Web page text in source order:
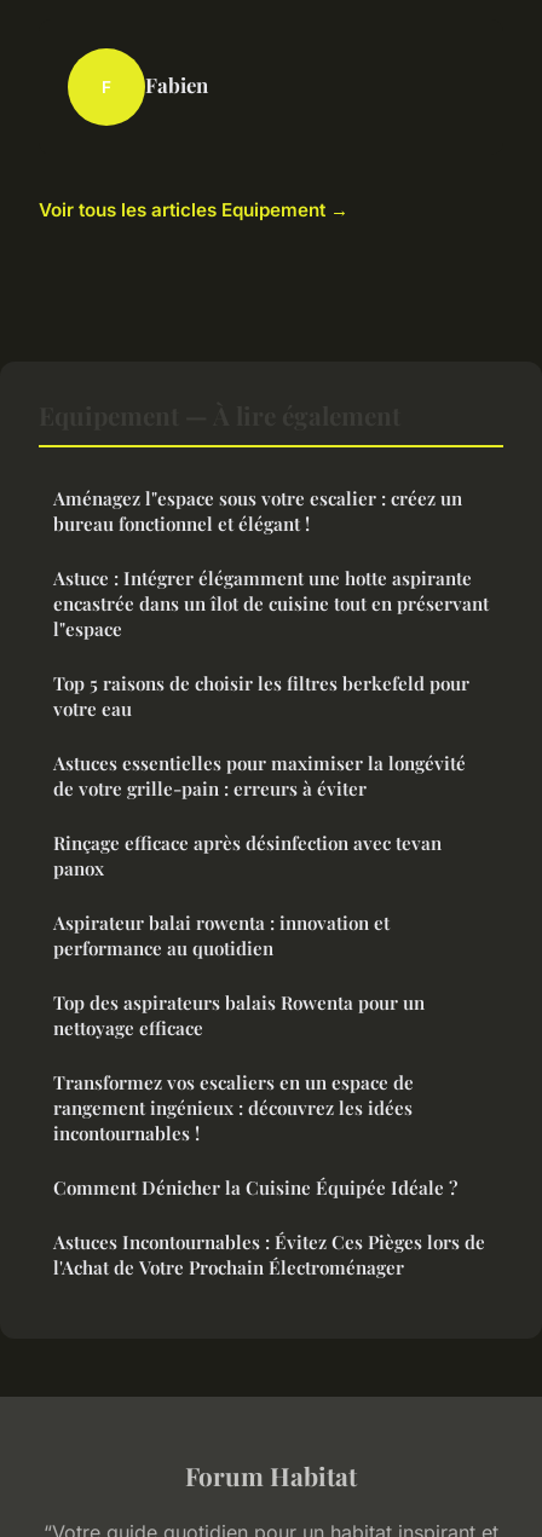
F Fabien
Voir tous les articles Equipement →
Aménagez l"espace sous votre escalier : créez un
bureau fonctionnel et élégant !
Astuce : Intégrer élégamment une hotte aspirante
encastrée dans un îlot de cuisine tout en préservant
l"espace
Top 5 raisons de choisir les filtres berkefeld pour
votre eau
Astuces essentielles pour maximiser la longévité
de votre grille-pain : erreurs à éviter
Rinçage efficace après désinfection avec tevan
panox
Aspirateur balai rowenta : innovation et
performance au quotidien
Top des aspirateurs balais Rowenta pour un
nettoyage efficace
Transformez vos escaliers en un espace de
rangement ingénieux : découvrez les idées
incontournables !
Comment Dénicher la Cuisine Équipée Idéale ?
Astuces Incontournables : Évitez Ces Pièges lors de
l'Achat de Votre Prochain Électroménager
Forum Habitat